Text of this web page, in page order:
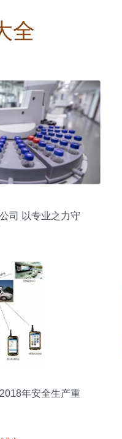
全
司 以专业之力守
年安全生产重